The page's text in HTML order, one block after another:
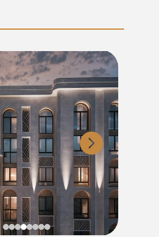
БЕРЕГУ
с ипотекой
"Под ключ"
0,01% годовых